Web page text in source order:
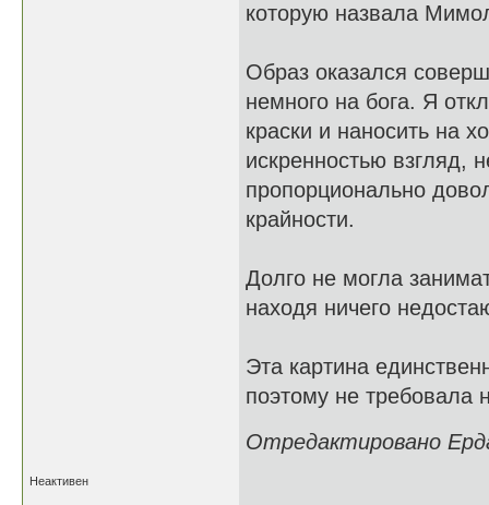
которую назвала
Образ оказался
немного на бога. Я
краски и наносить на
искренностью взгляд,
пропорционально
крайности.
Долго не могла
находя ничего
Эта картина
поэтому не требовала
Отредактировано
Неактивен